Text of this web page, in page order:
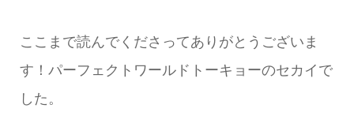
ここまで読んでくださってありがとうございま
す！パーフェクトワールドトーキョーのセカイで
した。